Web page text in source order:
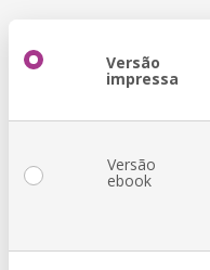
Versão
impressa
Versão
ebook